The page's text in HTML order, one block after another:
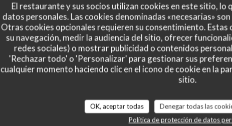
El restaurante y sus socios utilizan cookies en este sitio, lo
datos personales. Las cookies denominadas «necesarias»
Otras cookies opcionales requieren su consentimiento. Estas
su navegación, medir la audiencia del sitio, ofrecer
redes sociales) o mostrar publicidad o contenidos
'Rechazar todo' o 'Personalizar' para gestionar sus
cualquier momento haciendo clic en el icono de cookie en la
sitio.
OK, aceptar todas Denegar todas las
Política de protección de datos
Carte Fort Mardi gite & piscine Menu Déjeuner à la